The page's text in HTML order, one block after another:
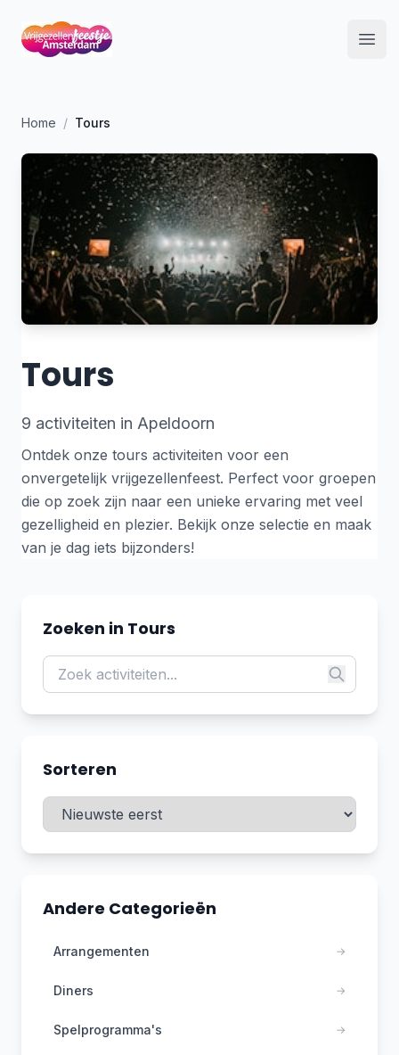
Home / Tours
Tours
9 activiteiten in Apeldoorn
Ontdek onze tours activiteiten voor een
onvergetelijk vrijgezellenfeest. Perfect voor groepen
die op zoek zijn naar een unieke ervaring met veel
gezelligheid en plezier. Bekijk onze selectie en maak
van je dag iets bijzonders!
Zoeken in Tours
Sorteren
Andere Categorieën
Arrangementen →
Diners →
Spelprogramma's →